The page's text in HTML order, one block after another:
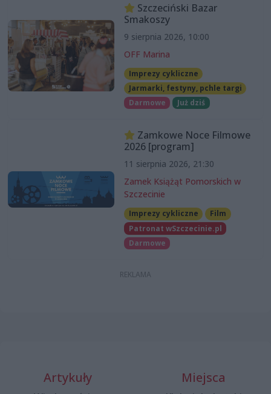
Szczeciński Bazar
Smakoszy
9 sierpnia 2026, 10:00
OFF Marina
Imprezy cykliczne
Jarmarki, festyny, pchle targi
Darmowe
Już dziś
Zamkowe Noce Filmowe
2026 [program]
11 sierpnia 2026, 21:30
Zamek Książąt Pomorskich w
Szczecinie
Imprezy cykliczne
Film
Patronat wSzczecinie.pl
Darmowe
Artykuły Miejsca